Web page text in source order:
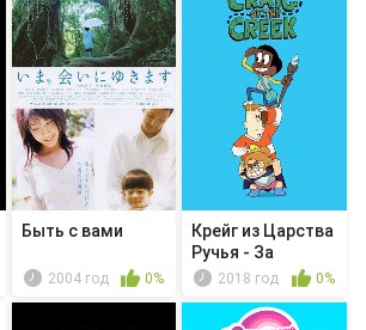
Быть с вами
2004 год 0%
Крейг из Царства
Ручья - За
эстакадой
2018 год 0%